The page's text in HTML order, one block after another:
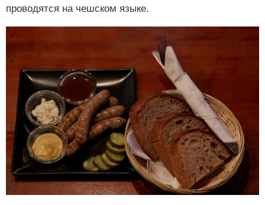
проводятся на чешском языке.